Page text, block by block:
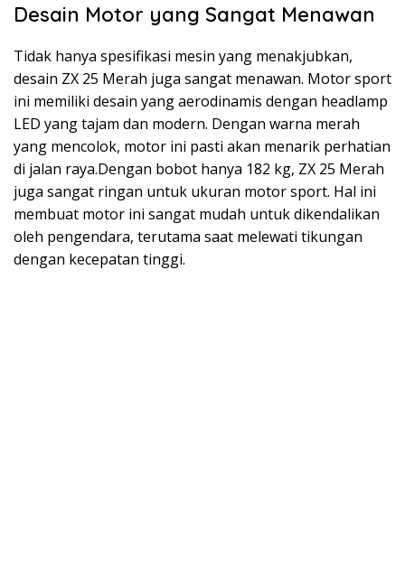
Desain Motor yang Sangat Menawan
Tidak hanya spesifikasi mesin yang menakjubkan,
desain ZX 25 Merah juga sangat menawan. Motor sport
ini memiliki desain yang aerodinamis dengan headlamp
LED yang tajam dan modern. Dengan warna merah
yang mencolok, motor ini pasti akan menarik perhatian
di jalan raya.Dengan bobot hanya 182 kg, ZX 25 Merah
juga sangat ringan untuk ukuran motor sport. Hal ini
membuat motor ini sangat mudah untuk dikendalikan
oleh pengendara, terutama saat melewati tikungan
dengan kecepatan tinggi.